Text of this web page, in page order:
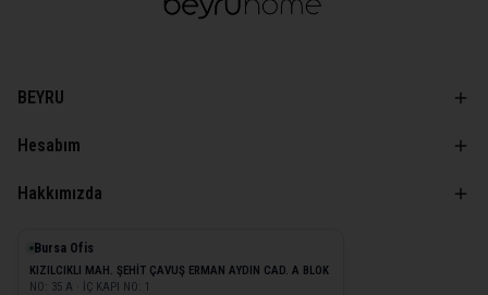
BEYRU
Hesabım
Hakkımızda
Bursa Ofis
KIZILCIKLI MAH. ŞEHİT ÇAVUŞ ERMAN AYDIN CAD. A BLOK
NO: 35 A · İÇ KAPI NO: 1